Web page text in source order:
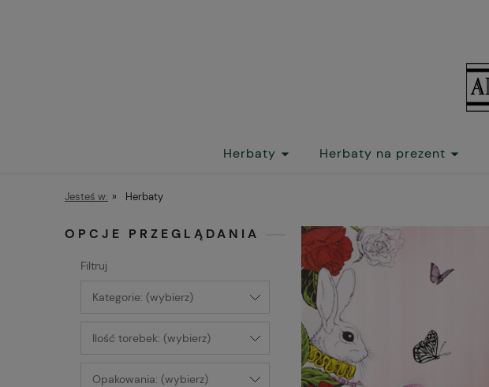
Herbaty Herbaty na prezent
Jesteś w: » Herbaty
OPCJE PRZEGLĄDANIA
Filtruj
Kategorie: (wybierz)
Ilość torebek: (wybierz)
Opakowania: (wybierz)